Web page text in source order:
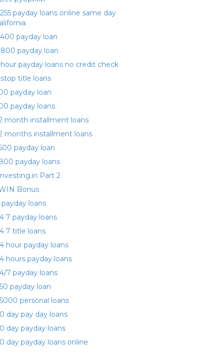
payday loans online same day
payday loan
800 payday loan
hour payday loans no credit check
stop title loans
payday loan
payday loans
month installment loans
months installment loans
payday loan
payday loans
Part 2
Bonus
payday loans
7 payday loans
7 title loans
hour payday loans
hours payday loans
7 payday loans
payday loan
personal loans
day pay day loans
day payday loans
day payday loans online